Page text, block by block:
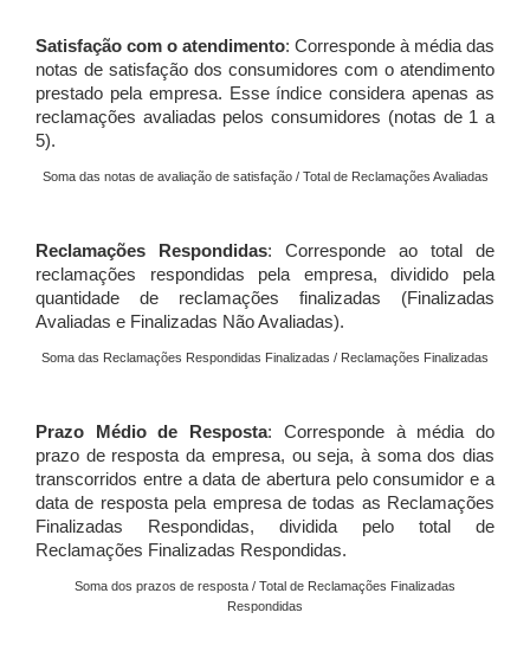
Satisfação com o atendimento: Corresponde à média das
notas de satisfação dos consumidores com o atendimento
prestado pela empresa. Esse índice considera apenas as
reclamações avaliadas pelos consumidores (notas de 1 a
5).
Soma das notas de avaliação de satisfação / Total de Reclamações Avaliadas
Reclamações Respondidas: Corresponde ao total de
reclamações respondidas pela empresa, dividido pela
quantidade de reclamações finalizadas (Finalizadas
Avaliadas e Finalizadas Não Avaliadas).
Soma das Reclamações Respondidas Finalizadas / Reclamações Finalizadas
Prazo Médio de Resposta: Corresponde à média do
prazo de resposta da empresa, ou seja, à soma dos dias
transcorridos entre a data de abertura pelo consumidor e a
data de resposta pela empresa de todas as Reclamações
Finalizadas Respondidas, dividida pelo total de
Reclamações Finalizadas Respondidas.
Soma dos prazos de resposta / Total de Reclamações Finalizadas
Respondidas